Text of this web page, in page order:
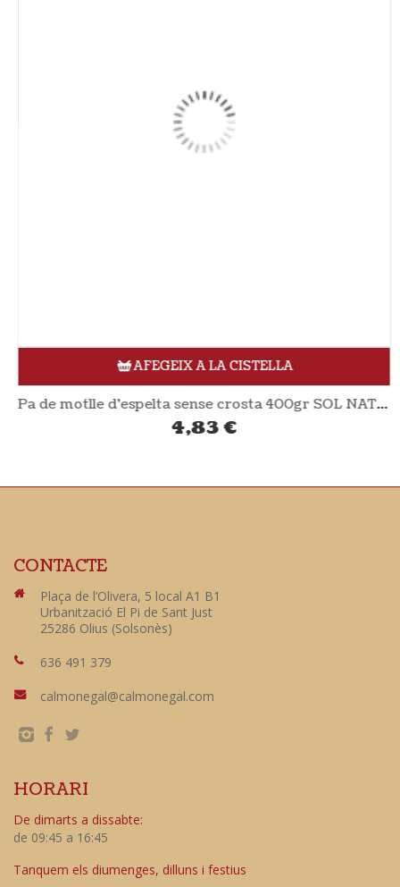
AFEGEIX A LA CISTELLA
Pa de motlle d’espelta sense crosta 400gr SOL NATURAL
4,83€
CONTACTE
Plaça de l’Olivera, 5 local A1 B1
Urbanització El Pi de Sant Just
25286 Olius (Solsonès)
636 491 379
calmonegal@calmonegal.com
HORARI
De dimarts a dissabte:
de 09:45 a 16:45
Tanquem els diumenges, dilluns i festius